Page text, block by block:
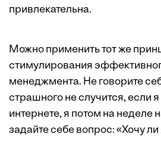
привлекательна.
Можно применить тот же
стимулирования
менеджмента. Не говорите
страшного не случится, если
интернете, я потом на неделе
задайте себе вопрос: «Хочу